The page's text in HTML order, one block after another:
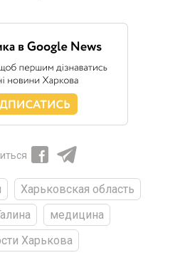
Харьковская область
медицина
Харькова